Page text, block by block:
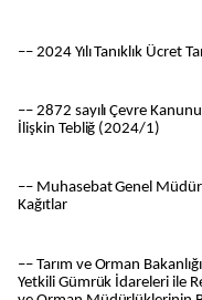
–– 2024 Yılı Tanıklık Ücret
–– 2872 sayılı Çevre
İlişkin Tebliğ (2024/1)
–– Muhasebat Genel
Kağıtlar
–– Tarım ve Orman
Yetkili Gümrük İdareleri ile